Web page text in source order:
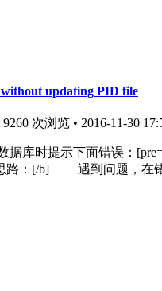
updating PID file
次浏览 • 2016-11-30
提示下面错误：
思路：[/b] 遇到问题，在